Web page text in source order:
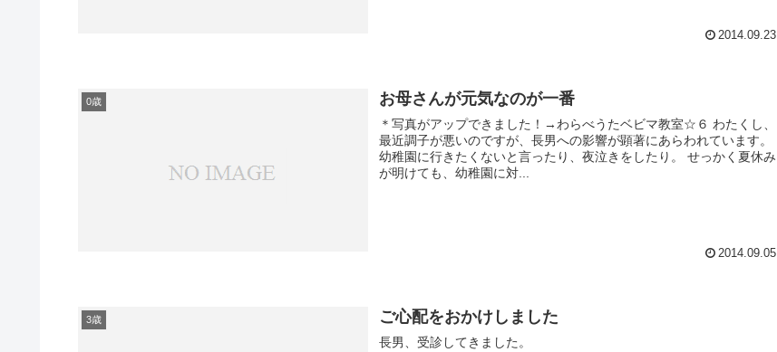
2014.09.23
0歳 お母さんが元気なのが一番
＊写真がアップできました！→わらべうたベビマ教室☆６ わたくし、
最近調子が悪いのですが、長男への影響が顕著にあらわれています。
幼稚園に行きたくないと言ったり、夜泣きをしたり。 せっかく夏休み
が明けても、幼稚園に対...
2014.09.05
3歳 ご心配をおかけしました
長男、受診してきました。